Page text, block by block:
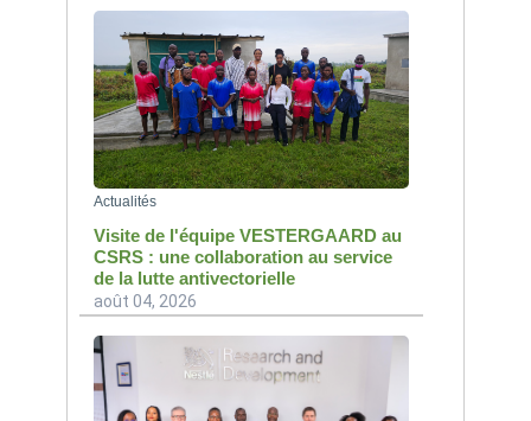
Actualités
Visite de l'équipe VESTERGAARD au
CSRS : une collaboration au service
de la lutte antivectorielle
août 04, 2026